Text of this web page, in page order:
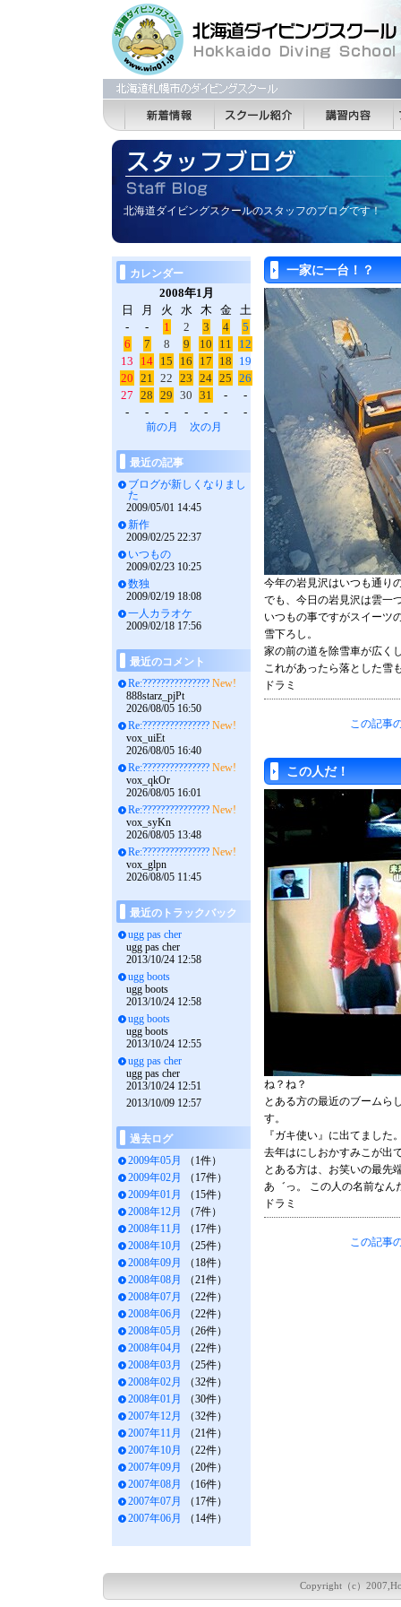
北海道ダイビングスクールのスタッフのブログです！
一家に一台！？
今年の岩見沢はいつも通り
でも、今日の岩見沢は雲一
いつもの事ですがスイーツ
雪下ろし。
家の前の道を除雪車が広く
これがあったら落とした雪
ドラミ
この記事
この人だ！
ね？ね？
とある方の最近のブームら
す。
『ガキ使い』に出てました
去年はにしおかすみこが出
とある方は、お笑いの最先
あ゛っ。 この人の名前なん
ドラミ
この記事
カレンダー
2008年1月
日
月 火 水 木 金
土
-
- 1 2 3 4
5
6
7 8 9 10 11
12
13
14 15 16 17 18
19
20 21 22 23 24 25 26
27 28 29 30 31 -
-
-
- - - - - -
前の月 次の月
最近の記事
ブログが新しくなりまし
た
2009/05/01 14:45
新作
2009/02/25 22:37
いつもの
2009/02/23 10:25
数独
2009/02/19 18:08
一人カラオケ
2009/02/18 17:56
最近のコメント
Re:??????????????? New!
888starz_pjPt
2026/08/05 16:50
Re:??????????????? New!
vox_uiEt
2026/08/05 16:40
Re:??????????????? New!
vox_qkOr
2026/08/05 16:01
Re:??????????????? New!
vox_syKn
2026/08/05 13:48
Re:??????????????? New!
vox_glpn
2026/08/05 11:45
最近のトラックバック
ugg pas cher
ugg pas cher
2013/10/24 12:58
ugg boots
ugg boots
2013/10/24 12:58
ugg boots
ugg boots
2013/10/24 12:55
ugg pas cher
ugg pas cher
2013/10/24 12:51
2013/10/09 12:57
過去ログ
2009年05月
（1件）
2009年02月
（17件）
2009年01月
（15件）
2008年12月
（7件）
2008年11月
（17件）
2008年10月
（25件）
2008年09月
（18件）
2008年08月
（21件）
2008年07月
（22件）
2008年06月
（22件）
2008年05月
（26件）
2008年04月
（22件）
2008年03月
（25件）
2008年02月
（32件）
2008年01月
（30件）
2007年12月
（32件）
2007年11月
（21件）
2007年10月
（22件）
2007年09月
（20件）
2007年08月
（16件）
2007年07月
（17件）
2007年06月
（14件）
Copyright（c）